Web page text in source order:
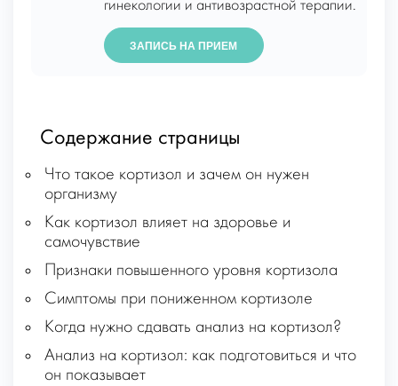
гинекологии и антивозрастной терапии.
ЗАПИСЬ НА ПРИЕМ
Содержание страницы
Что такое кортизол и зачем он нужен
организму
Как кортизол влияет на здоровье и
самочувствие
Признаки повышенного уровня кортизола
Симптомы при пониженном кортизоле
Когда нужно сдавать анализ на кортизол?
Анализ на кортизол: как подготовиться и что
он показывает